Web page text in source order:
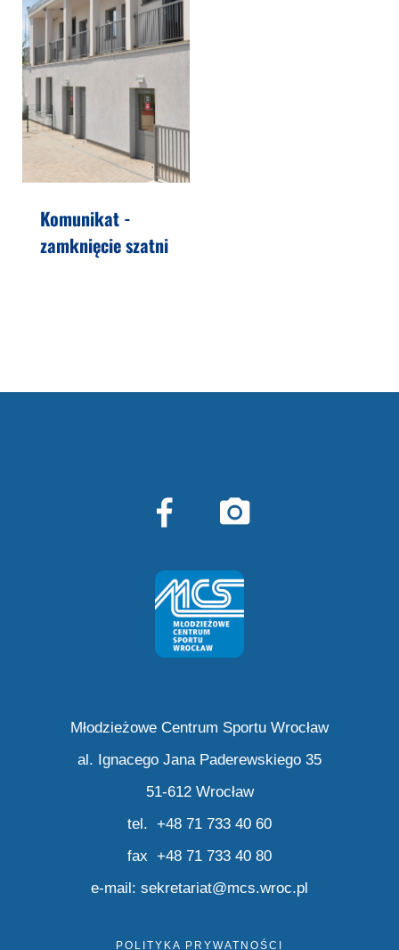
Komunikat -
zamknięcie szatni
Młodzieżowe Centrum Sportu Wrocław
al. Ignacego Jana Paderewskiego 35
51-612 Wrocław
tel. +48 71 733 40 60
fax +48 71 733 40 80
e-mail: sekretariat@mcs.wroc.pl
POLITYKA PRYWATNOŚCI